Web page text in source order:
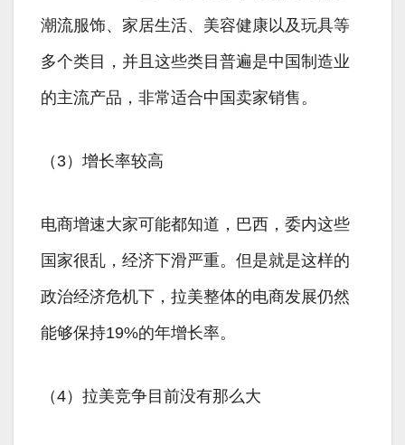
潮流服饰、家居生活、美容健康以及玩具等
多个类目，并且这些类目普遍是中国制造业
的主流产品，非常适合中国卖家销售。
（3）增长率较高
电商增速大家可能都知道，巴西，委内这些
国家很乱，经济下滑严重。但是就是这样的
政治经济危机下，拉美整体的电商发展仍然
能够保持19%的年增长率。
（4）拉美竞争目前没有那么大